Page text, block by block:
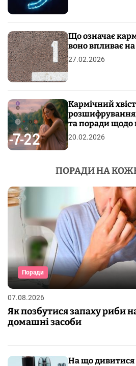
Що означає
воно впливає
27.02.2026
Кармічний
та поради
20.02.2026
ПОРАДИ НА
Поради
07.08.2026
Як позбутися запаху риби
домашні засоби
На що дивитися